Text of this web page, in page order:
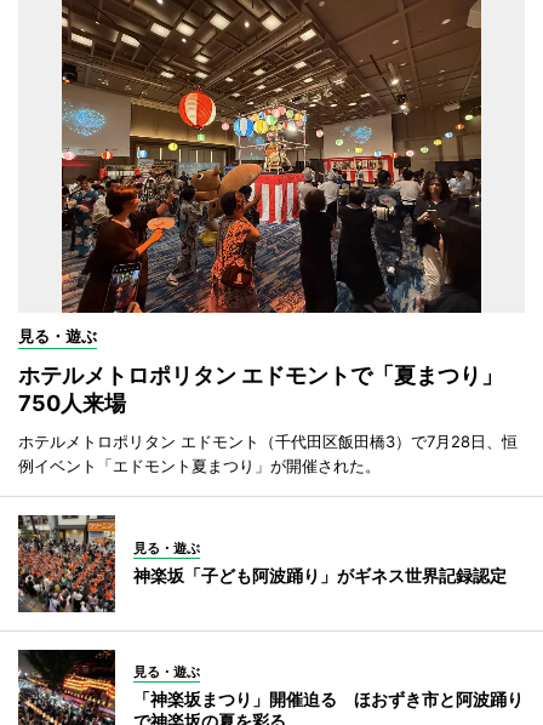
見る・遊ぶ
ホテルメトロポリタン エドモントで「夏まつり」
750人来場
ホテルメトロポリタン エドモント（千代田区飯田橋3）で7月28日、恒
例イベント「エドモント夏まつり」が開催された。
見る・遊ぶ
神楽坂「子ども阿波踊り」がギネス世界記録認定
見る・遊ぶ
「神楽坂まつり」開催迫る ほおずき市と阿波踊り
で神楽坂の夏を彩る